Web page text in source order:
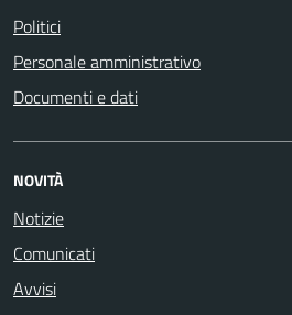
Politici
Personale amministrativo
Documenti e dati
NOVITÀ
Notizie
Comunicati
Avvisi